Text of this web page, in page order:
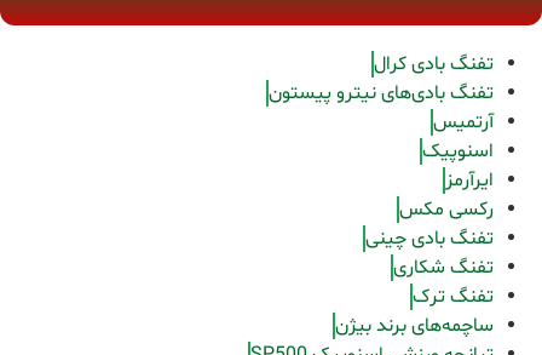
تفنگ بادی کرال
تفنگ بادی‌های نیترو پیستون
آرتمیس
اسنوپیک
ایرآرمز
رکسی مکس
تفنگ بادی چینی
تفنگ شکاری
تفنگ ترک
ساچمه‌های برند بیژن